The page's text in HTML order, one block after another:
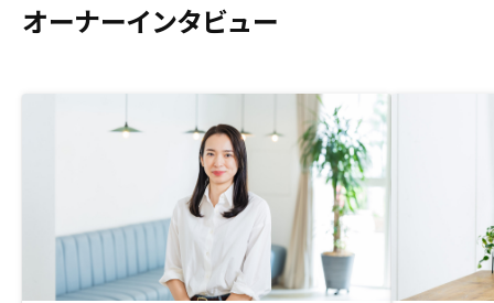
オーナーインタビュー